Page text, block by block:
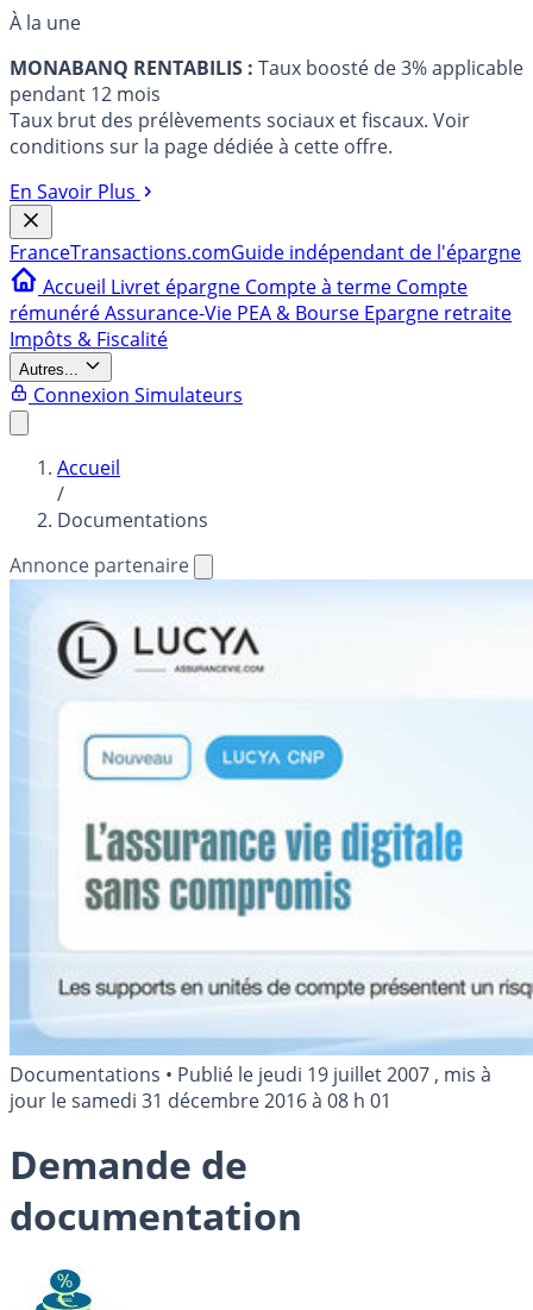
À la une
MONABANQ RENTABILIS : Taux boosté de 3% applicable
pendant 12 mois
Taux brut des prélèvements sociaux et fiscaux. Voir
conditions sur la page dédiée à cette offre.
En Savoir Plus
FranceTransactions.comGuide indépendant de l'épargne
Accueil Livret épargne Compte à terme Compte
rémunéréAssurance-Vie PEA & Bourse Epargne retraite
Impôts & Fiscalité
Autres...
Connexion Simulateurs
Accueil
/
Documentations
Annonce partenaire
Documentations • Publié le jeudi 19 juillet 2007 , mis à
jour lesamedi 31 décembre 2016 à 08 h 01
Demande de
documentation